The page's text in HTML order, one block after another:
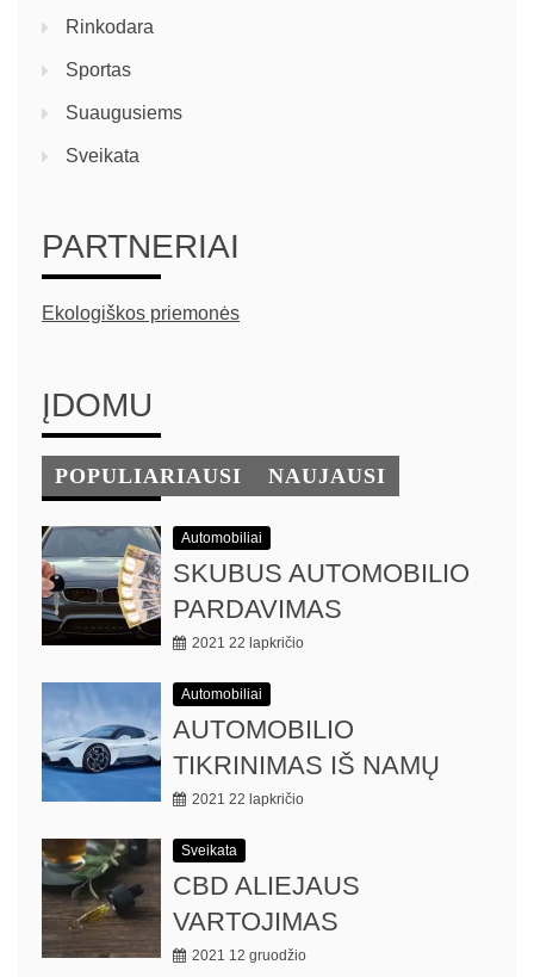
Rinkodara
Sportas
Suaugusiems
Sveikata
PARTNERIAI
Ekologiškos priemonės
ĮDOMU
POPULIARIAUSI NAUJAUSI
Automobiliai
SKUBUS AUTOMOBILIO
PARDAVIMAS
2021 22 lapkričio
Automobiliai
AUTOMOBILIO
TIKRINIMAS IŠ NAMŲ
2021 22 lapkričio
Sveikata
CBD ALIEJAUS
VARTOJIMAS
2021 12 gruodžio